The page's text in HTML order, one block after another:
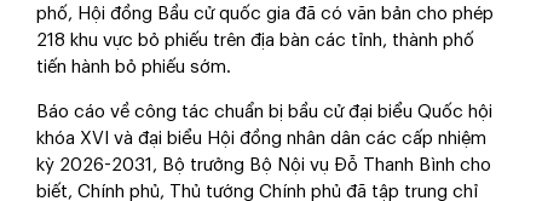
phố, Hội đồng Bầu cử quốc gia đã có văn bản cho phép
218 khu vực bỏ phiếu trên địa bàn các tỉnh, thành phố
tiến hành bỏ phiếu sớm.
Báo cáo về công tác chuẩn bị bầu cử đại biểu Quốc hội
khóa XVI và đại biểu Hội đồng nhân dân các cấp nhiệm
kỳ 2026-2031, Bộ trưởng Bộ Nội vụ Đỗ Thanh Bình cho
biết, Chính phủ, Thủ tướng Chính phủ đã tập trung chỉ